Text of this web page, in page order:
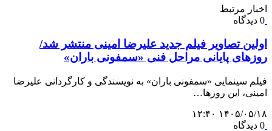
اخبار مرتبط
0 دیدگاه
اولین تصاویر فیلم جدید علیرضا امینی منتشر شد/
روزهای پایانی مراحل فنی «سمفونی باران»
فیلم سینمایی «سمفونی باران» به نویسندگی و کارگردانی علیرضا
امینی، این روزها…
۱۴۰۵/۰۵/۱۸ ۱۲:۴۰
0 دیدگاه